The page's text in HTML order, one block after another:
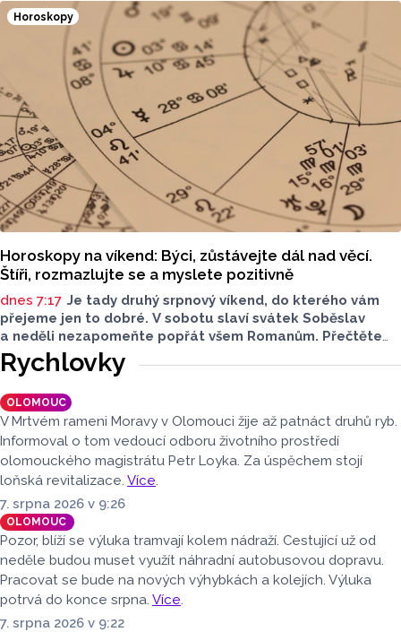
Horoskopy
Horoskopy na víkend: Býci, zůstávejte dál nad věcí.
Štíři, rozmazlujte se a myslete pozitivně
dnes 7:17 Je tady druhý srpnový víkend, do kterého vám
přejeme jen to dobré. V sobotu slaví svátek Soběslav
a neděli nezapomeňte popřát všem Romanům. Přečtěte
si svůj horoskop a mějte pěkný víkend.
Rychlovky
OLOMOUC
V Mrtvém rameni Moravy v Olomouci žije až patnáct druhů ryb.
Informoval o tom vedoucí odboru životního prostředí
olomouckého magistrátu Petr Loyka. Za úspěchem stojí
loňská revitalizace. Více.
7. srpna 2026 v 9:26
OLOMOUC
Pozor, blíží se výluka tramvají kolem nádraží. Cestující už od
neděle budou muset využít náhradní autobusovou dopravu.
Pracovat se bude na nových výhybkách a kolejích. Výluka
potrvá do konce srpna. Více.
7. srpna 2026 v 9:22